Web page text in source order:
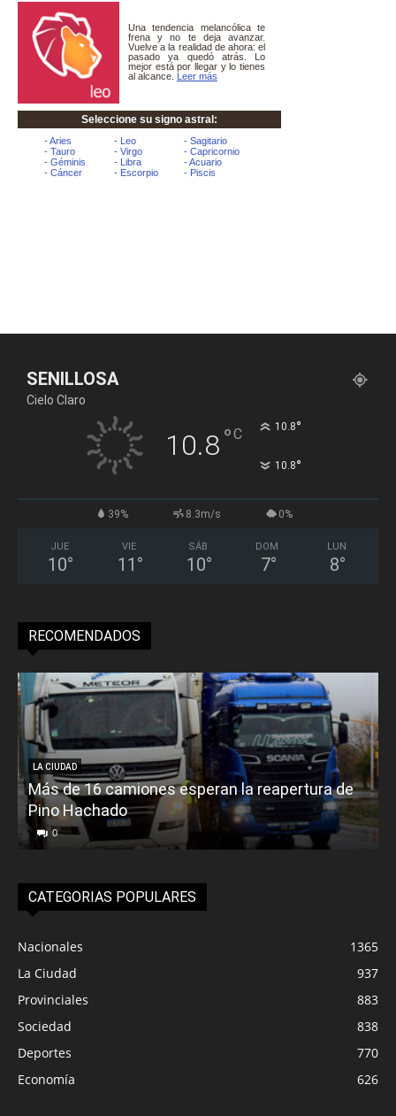
SENILLOSA
Cielo Claro
10.8°C 10.8°
10.8°
39% 8.3m/s 0%
JUE
10°
VIE
11 °
SÁB
10°
DOM
7°
LUN
8°
RECOMENDADOS
LA CIUDAD
Más de 16 camiones esperan la reapertura de
Pino Hachado
0
CATEGORIAS POPULARES
Nacionales
1365
La Ciudad
937
Provinciales
883
Sociedad
838
Deportes
770
Economía
626